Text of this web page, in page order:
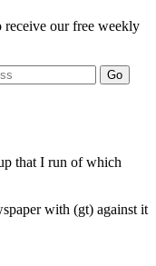
receive our free weekly
that I run of which
with (gt) against it